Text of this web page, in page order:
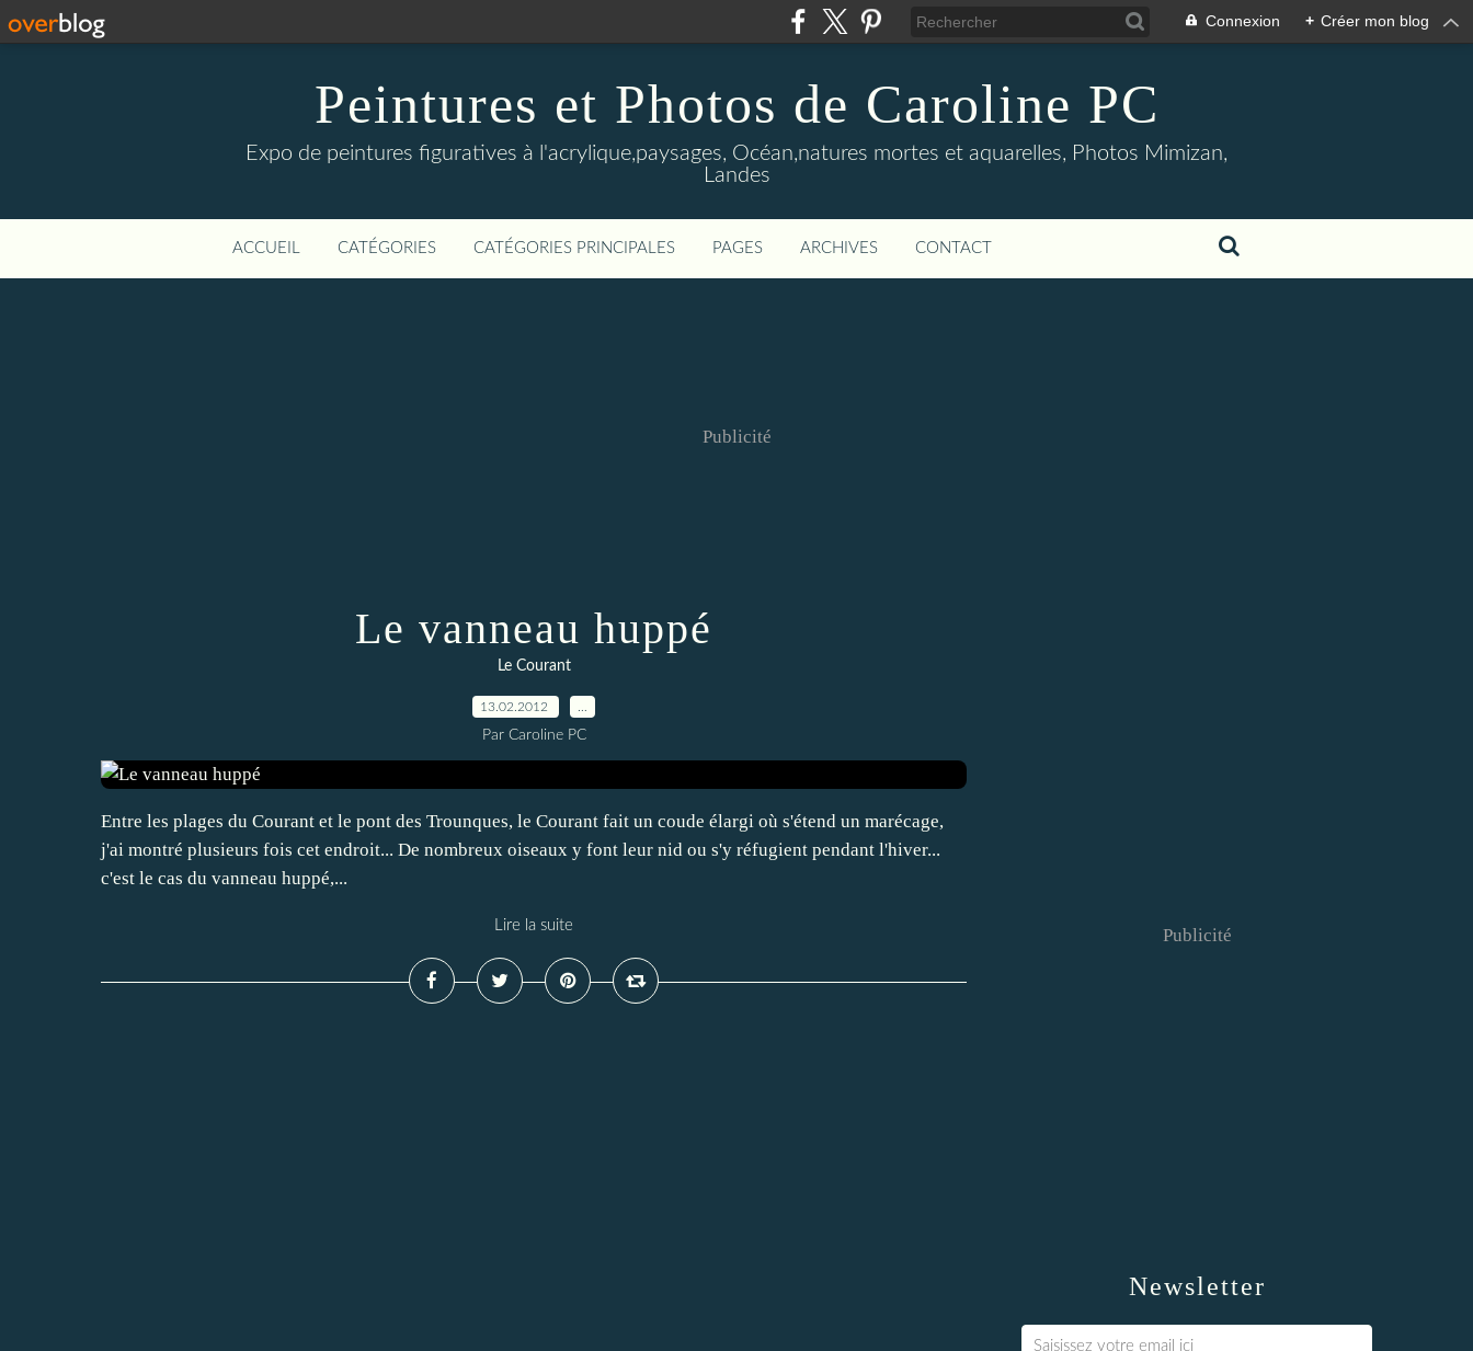
Connexion + Créer mon blog
Peintures et Photos de Caroline PC
Expo de peintures figuratives à l'acrylique,paysages, Océan,natures mortes et aquarelles, Photos Mimizan,
Landes
ACCUEIL CATÉGORIES CATÉGORIES PRINCIPALES PAGES ARCHIVES CONTACT
Publicité
Le vanneau huppé
Le Courant
13.02.2012
Par Caroline PC
Entre les plages du Courant et le pont des Trounques, le Courant fait un coude élargi où s'étend un marécage,
j'ai montré plusieurs fois cet endroit... De nombreux oiseaux y font leur nid ou s'y réfugient pendant l'hiver...
c'est le cas du vanneau huppé,...
Lire la suite
Newsletter
Publicité